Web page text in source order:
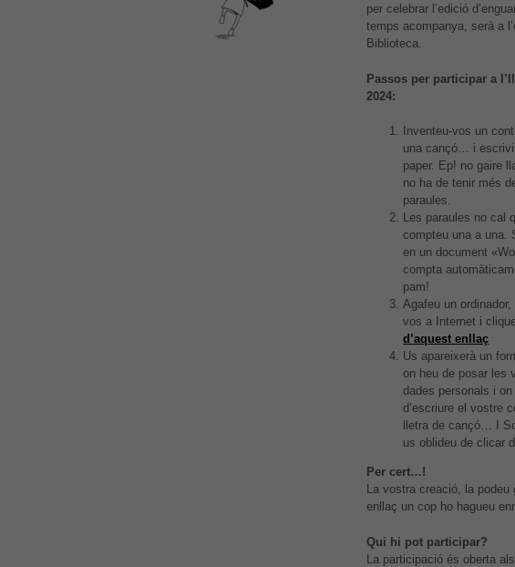
per celebrar l’edició
temps acompanya, serà a
Biblioteca.
Passos per participar a
2024:
Inventeu-vos un
una cançó… i
paper. Ep! no gaire
no ha de tenir més
paraules.
Les paraules no cal
compteu una a una.
en un document
compta
pam!
Agafeu un
vos a Internet i
d’aquest enllaç
Us apareixerà un
on heu de posar les
dades personals i on
d’escriure el vostre
lletra de cançó… I
us oblideu de clicar
Per cert…!
La vostra creació, la
enllaç un cop ho hagueu
Qui hi pot participar?
La participació és oberta als